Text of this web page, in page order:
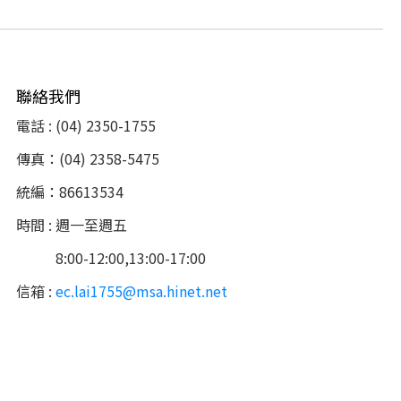
聯絡我們
電話 : (04) 2350-1755
傳真：(04) 2358-5475
統編：86613534
時間 : 週一至週五
8:00-12:00,13:00-17:00
信箱 : ec.lai1755@msa.hinet.net